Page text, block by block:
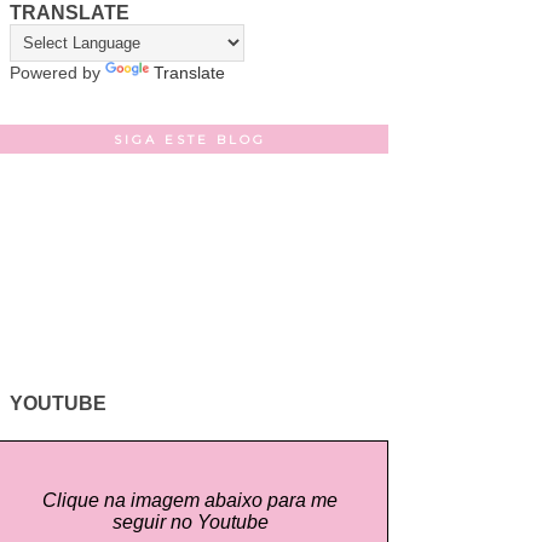
TRANSLATE
Powered by Translate
SIGA ESTE BLOG
YOUTUBE
Clique na imagem abaixo para me
seguir no Youtube